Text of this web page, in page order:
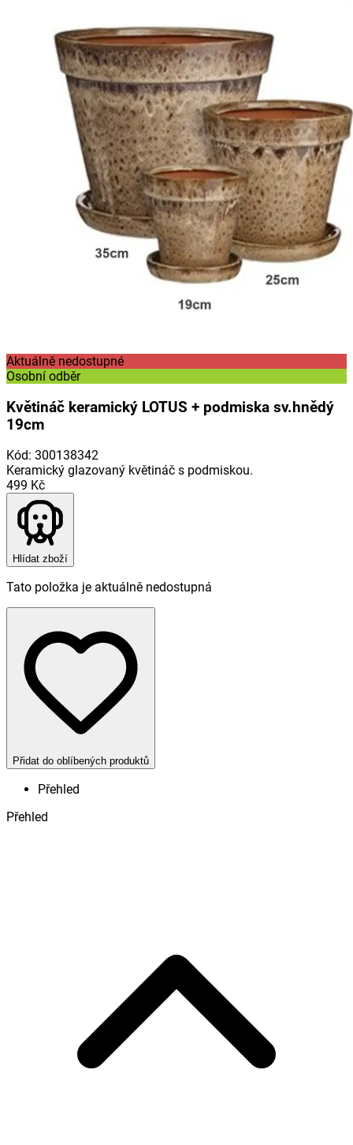
Aktuálně nedostupné
Osobní odběr
Květináč keramický LOTUS + podmiska sv.hnědý
19cm
Kód: 300138342
Keramický glazovaný květináč s podmiskou.
499 Kč
Hlídat zboží
Tato položka je aktuálně nedostupná
Přidat do oblíbených produktů
Přehled
Přehled